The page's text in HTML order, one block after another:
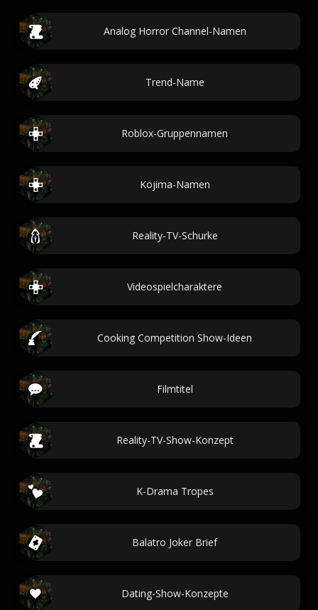
Analog Horror Channel-Namen
Trend-Name
Roblox-Gruppennamen
Kojima-Namen
Reality-TV-Schurke
Videospielcharaktere
Cooking Competition Show-Ideen
Filmtitel
Reality-TV-Show-Konzept
K-Drama Tropes
Balatro Joker Brief
Dating-Show-Konzepte